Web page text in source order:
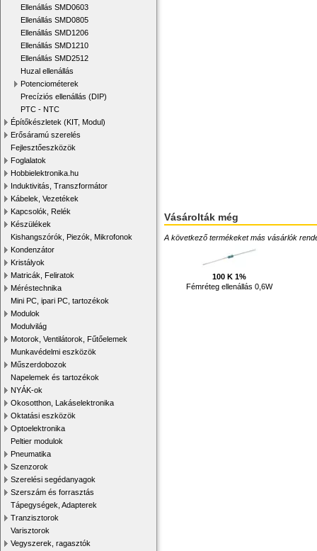
Ellenállás SMD0603
Ellenállás SMD0805
Ellenállás SMD1206
Ellenállás SMD1210
Ellenállás SMD2512
Huzal ellenállás
Potenciométerek
Precíziós ellenállás (DIP)
PTC - NTC
Építőkészletek (KIT, Modul)
Erősáramú szerelés
Fejlesztőeszközök
Foglalatok
Hobbielektronika.hu
Induktivitás, Transzformátor
Kábelek, Vezetékek
Kapcsolók, Relék
Készülékek
Kishangszórók, Piezók, Mikrofonok
Kondenzátor
Kristályok
Matricák, Feliratok
Méréstechnika
Mini PC, ipari PC, tartozékok
Modulok
Modulvilág
Motorok, Ventilátorok, Fűtőelemek
Munkavédelmi eszközök
Műszerdobozok
Napelemek és tartozékok
NYÁK-ok
Okosotthon, Lakáselektronika
Oktatási eszközök
Optoelektronika
Peltier modulok
Pneumatika
Szenzorok
Szerelési segédanyagok
Szerszám és forrasztás
Tápegységek, Adapterek
Tranzisztorok
Varisztorok
Vegyszerek, ragasztók
Vásárolták még
A következő termékeket más vásárlók
100 K 1%
Fémréteg ellenállás 0,6W